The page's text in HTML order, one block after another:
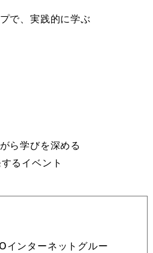
で、実践的に学ぶ
ら学びを深める
るイベント
インターネットグルー